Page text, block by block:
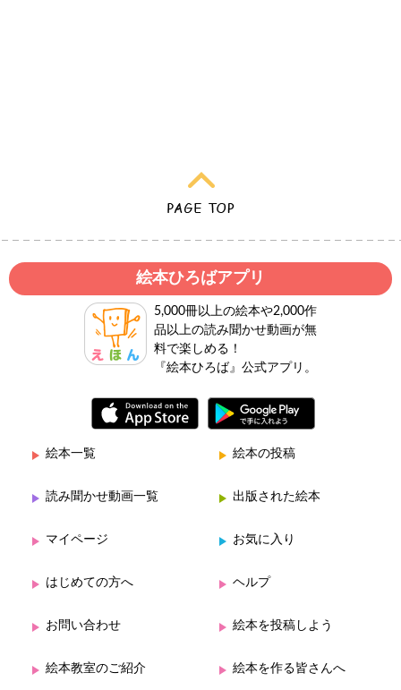
絵本ひろばアプリ
5,000冊以上の絵本や2,000作
品以上の読み聞かせ動画が無
料で楽しめる！
『絵本ひろば』公式アプリ。
絵本一覧 絵本の投稿
読み聞かせ動画一覧 出版された絵本
マイページ お気に入り
はじめての方へ ヘルプ
お問い合わせ 絵本を投稿しよう
絵本教室のご紹介 絵本を作る皆さんへ